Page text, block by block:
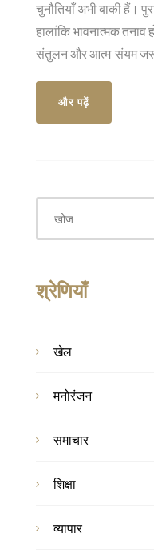
चुनौतियाँ अभी बाकी हैं।
हालांकि भावनात्मक
संतुलन और आत्म-संयम
और पढ़ें
श्रेणियाँ
खेल
मनोरंजन
समाचार
शिक्षा
व्यापार